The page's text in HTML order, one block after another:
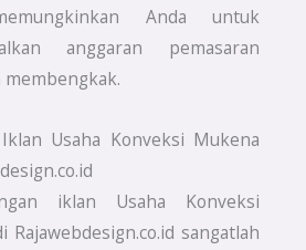
Anda untuk
anggaran pemasaran
membengkak.
Usaha Konveksi Mukena
iklan Usaha Konveksi
Rajawebdesign.co.id sangatlah